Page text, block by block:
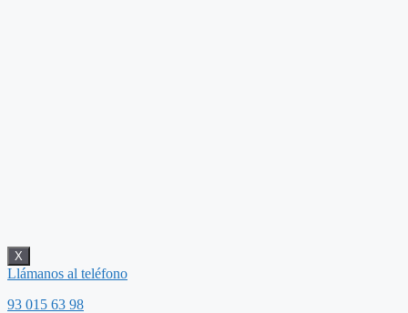
X
Llámanos al teléfono
93 015 63 98